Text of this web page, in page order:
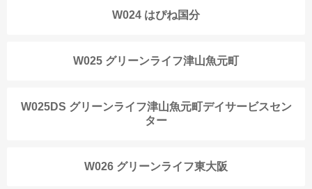
W024 はぴね国分
W025 グリーンライフ津山魚元町
W025DS グリーンライフ津山魚元町デイサービスセン
ター
W026 グリーンライフ東大阪